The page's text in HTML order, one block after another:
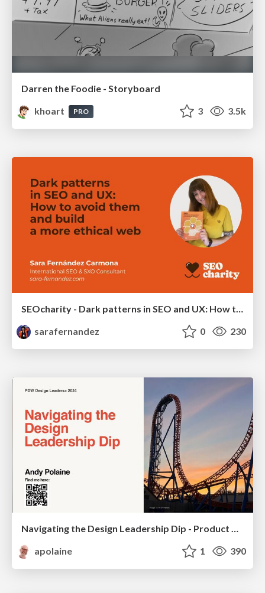
Darren the Foodie - Storyboard
khoart
PRO 3 3.5k
sarafernandez
0 230
Navigating the Design Leadership Dip - Product Design Week Design Leaders+ Conference 2024
apolaine
1 390